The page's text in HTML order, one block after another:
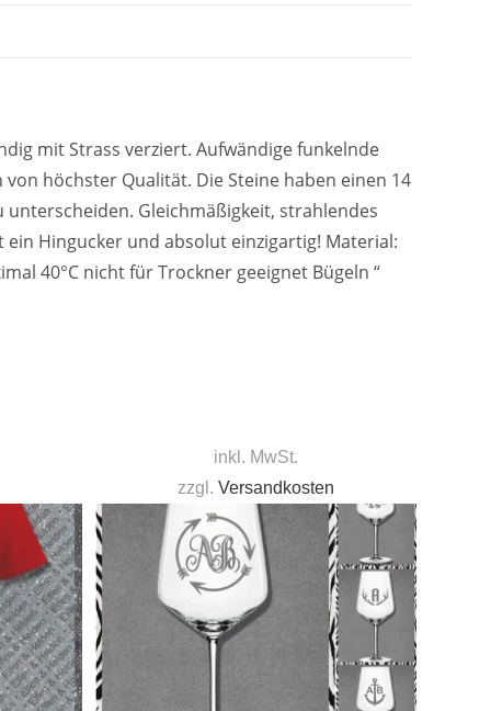
mit Strass verziert. Aufwändige funkelnde
höchster Qualität. Die Steine haben einen 14
Gleichmäßigkeit, strahlendes
ein Hingucker und absolut einzigartig! Material:
40°C nicht für Trockner geeignet Bügeln “
inkl. MwSt.
zzgl. Versandkosten